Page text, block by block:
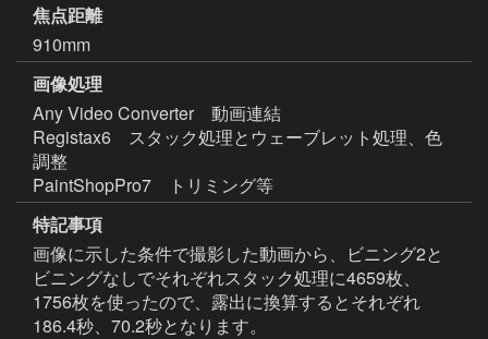
焦点距離
910mm
画像処理
Any Video Converter　動画連結
Registax6　スタック処理とウェーブレット処理、色
調整
PaintShopPro7　トリミング等
特記事項
画像に示した条件で撮影した動画から、ビニング2と
ビニングなしでそれぞれスタック処理に4659枚、
1756枚を使ったので、露出に換算するとそれぞれ
186.4秒、70.2秒となります。